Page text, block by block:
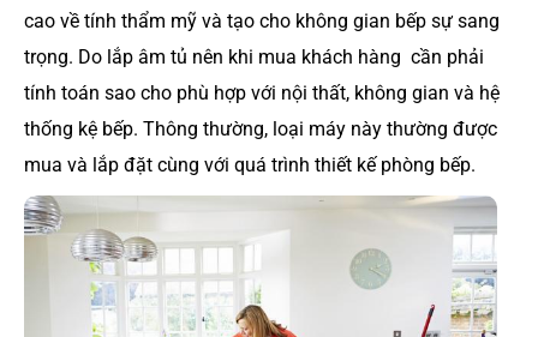
cao về tính thẩm mỹ và tạo cho không gian bếp sự sang
trọng. Do lắp âm tủ nên khi mua khách hàng cần phải
tính toán sao cho phù hợp với nội thất, không gian và hệ
thống kệ bếp. Thông thường, loại máy này thường được
mua và lắp đặt cùng với quá trình thiết kế phòng bếp.